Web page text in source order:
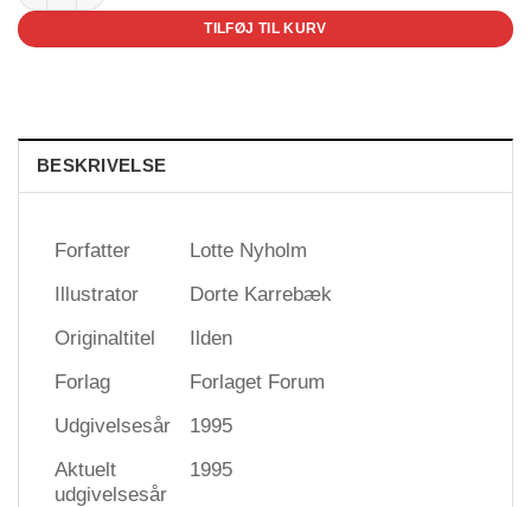
TILFØJ TIL KURV
BESKRIVELSE
Forfatter
Lotte Nyholm
Illustrator
Dorte Karrebæk
Originaltitel
Ilden
Forlag
Forlaget Forum
Udgivelsesår
1995
Aktuelt
udgivelsesår
1995